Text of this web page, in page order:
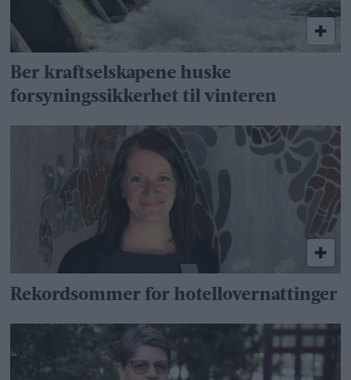
Ber kraftselskapene huske
forsyningssikkerhet til vinteren
Rekordsommer for hotellovernattinger